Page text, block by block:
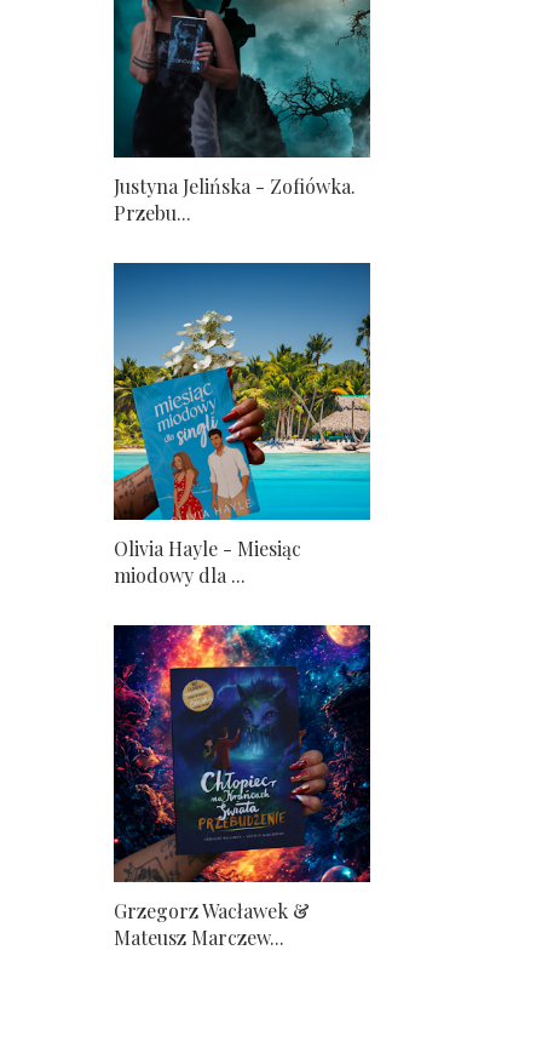
Justyna Jelińska - Zofiówka.
Przebu...
Olivia Hayle - Miesiąc
miodowy dla ...
Grzegorz Wacławek &
Mateusz Marczew...